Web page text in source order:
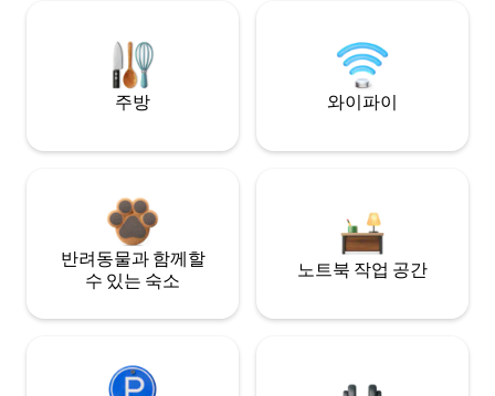
주방 와이파이
반려동물과 함께할
수 있는 숙소
노트북 작업 공간